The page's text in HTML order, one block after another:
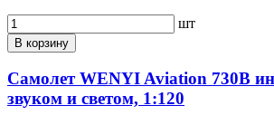
шт
В корзину
Самолет WENYI Aviation 730B
звуком и светом, 1:120